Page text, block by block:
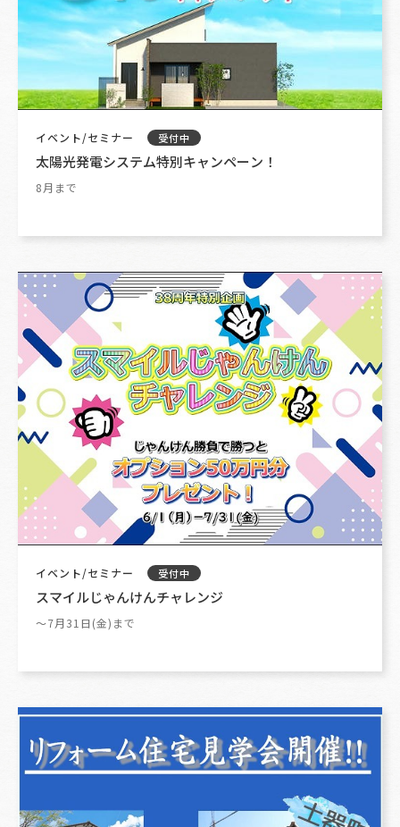
イベント/セミナー 受付中
太陽光発電システム特別キャンペーン！
8月まで
イベント/セミナー 受付中
スマイルじゃんけんチャレンジ
～7月31日(金)まで